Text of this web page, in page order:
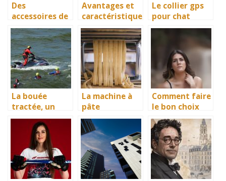
Des
accessoires de
qualité, les
poêles à
inductions
Avantages et
caractéristique
s du chariot
plancha
Le collier gps
pour chat
favorise
plusieurs
points
La bouée
tractée, un
excellent
moyen de
divertissement
pratique dans
de l’eauu
La machine à
pâte
électrique, une
machine
adapté pour la
transformatio
n et la cuisson
de vos pâtes
Comment faire
le bon choix
sur un site de
rencontre ?